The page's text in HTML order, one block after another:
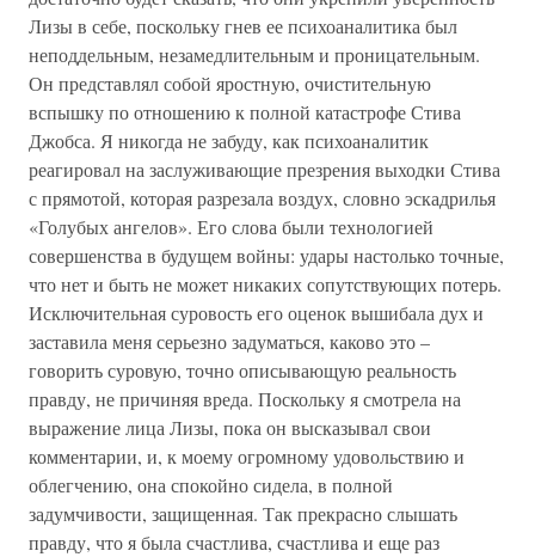
Лизы в себе, поскольку гнев ее психоаналитика был
неподдельным, незамедлительным и проницательным.
Он представлял собой яростную, очистительную
вспышку по отношению к полной катастрофе Стива
Джобса. Я никогда не забуду, как психоаналитик
реагировал на заслуживающие презрения выходки Стива
с прямотой, которая разрезала воздух, словно эскадрилья
«Голубых ангелов». Его слова были технологией
совершенства в будущем войны: удары настолько точные,
что нет и быть не может никаких сопутствующих потерь.
Исключительная суровость его оценок вышибала дух и
заставила меня серьезно задуматься, каково это –
говорить суровую, точно описывающую реальность
правду, не причиняя вреда. Поскольку я смотрела на
выражение лица Лизы, пока он высказывал свои
комментарии, и, к моему огромному удовольствию и
облегчению, она спокойно сидела, в полной
задумчивости, защищенная. Так прекрасно слышать
правду, что я была счастлива, счастлива и еще раз